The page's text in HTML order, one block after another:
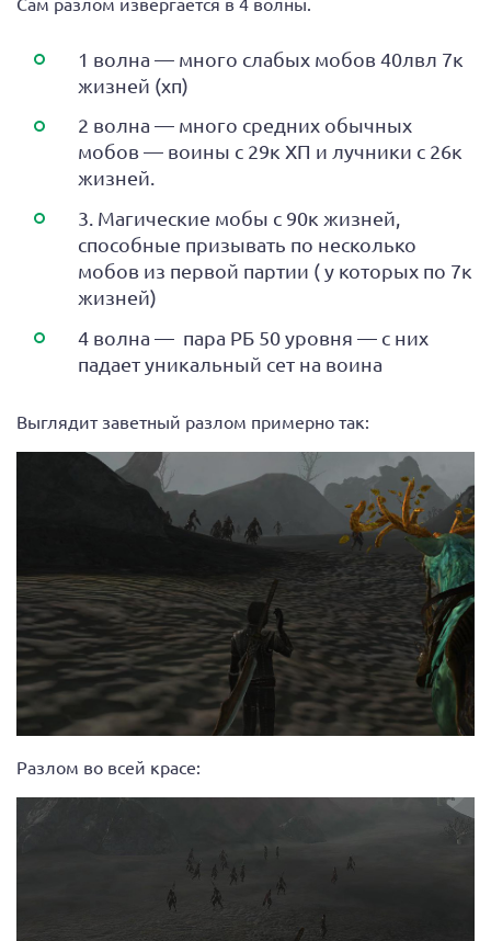
1 волна — много слабых мобов 40лвл 7к
жизней (хп)
2 волна — много средних обычных
мобов — воины с 29к ХП и лучники с 26к
жизней.
3. Магические мобы с 90к жизней,
способные призывать по несколько
мобов из первой партии ( у которых по 7к
жизней)
4 волна — пара РБ 50 уровня — с них
падает уникальный сет на воина
Выглядит заветный разлом примерно так:
Разлом во всей красе: